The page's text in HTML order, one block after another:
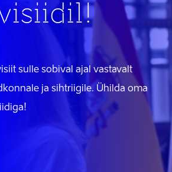
sulle sobival ajal vastavalt
ja sihtriigile. Ühilda oma